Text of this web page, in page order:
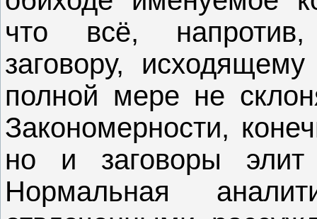
что всё, напротив,
заговору,
полной мере не
Закономерности,
но и заговоры
Нормальная